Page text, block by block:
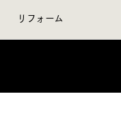
リフォーム